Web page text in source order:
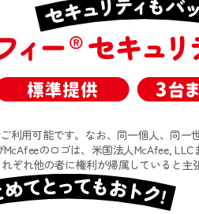
利用可能です。なお、同一個人、同
のロゴは、米国法人McAfee,
ぞれ他の者に権利が帰属していると主